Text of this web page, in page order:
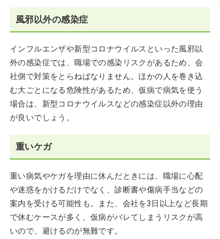
風邪以外の感染症
インフルエンザや新型コロナウイルスといった風邪以
外の感染症では、職場での感染リスクがあるため、会
社側で対策をとらねばなりません。ほかの人を巻き込
む大ごとになる危険性があるため、仮病で病気を使う
場合は、新型コロナウイルスなどの感染症以外の理由
が良いでしょう。
重いケガ
重い病気やケガを理由に休んだときには、職場に心配
や迷惑をかけるだけでなく、診断書や傷病手当などの
案内を受ける可能性も。また、会社を3日以上など長期
で休むケースが多く、仮病がバレてしまうリスクが高
いので、避けるのが無難です。